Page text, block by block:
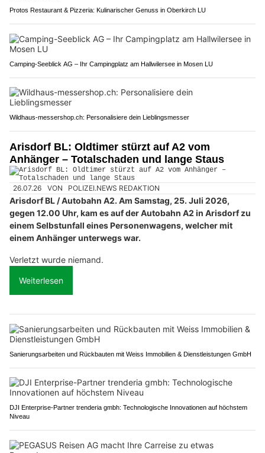
Protos Restaurant & Pizzeria: Kulinarischer Genuss in Oberkirch LU
Camping-Seeblick AG – Ihr Campingplatz am Hallwilersee in Mosen LU
Wildhaus-messershop.ch: Personalisiere dein Lieblingsmesser
Arisdorf BL: Oldtimer stürzt auf A2 vom
Anhänger – Totalschaden und lange Staus
26.07.26 VON POLIZEI.NEWS REDAKTION
Arisdorf BL / Autobahn A2. Am Samstag, 25. Juli 2026,
gegen 12.00 Uhr, kam es auf der Autobahn A2 in Arisdorf zu
einem Selbstunfall eines Personenwagens, welcher mit
einem Anhänger unterwegs war.
Verletzt wurde niemand.
Weiterlesen
Sanierungsarbeiten und Rückbauten mit Weiss Immobilien & Dienstleistungen GmbH
DJI Enterprise-Partner trenderia gmbh: Technologische Innovationen auf höchstem
Niveau